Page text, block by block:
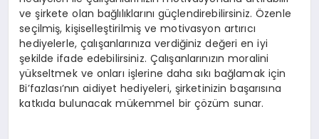
ve şirkete olan bağlılıklarını güçlendirebilirsiniz. Özenle
seçilmiş, kişiselleştirilmiş ve motivasyon artırıcı
hediyelerle, çalışanlarınıza verdiğiniz değeri en iyi
şekilde ifade edebilirsiniz. Çalışanlarınızın moralini
yükseltmek ve onları işlerine daha sıkı bağlamak için
Bi’fazlası’nın aidiyet hediyeleri, şirketinizin başarısına
katkıda bulunacak mükemmel bir çözüm sunar.